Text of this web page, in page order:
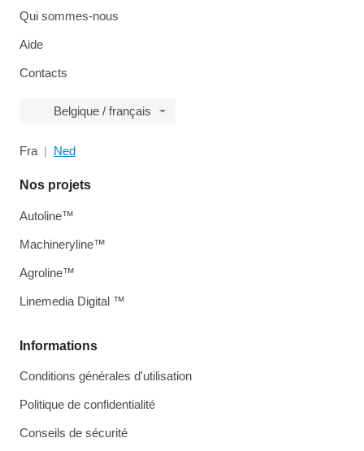
Qui sommes-nous
Aide
Contacts
Belgique / français
Fra Ned
Informations
Conditions générales d'utilisation
Politique de confidentialité
Conseils de sécurité
Nos projets
Autoline™
Machineryline™
Agroline™
Linemedia Digital ™